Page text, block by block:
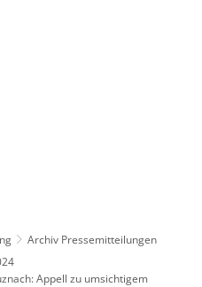
Archiv Pressemitteilungen
Appell zu umsichtigem